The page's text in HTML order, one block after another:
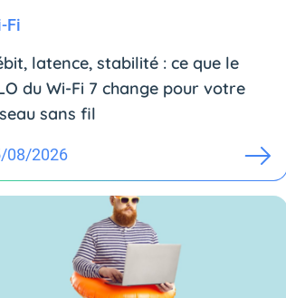
Fi
latence, stabilité : ce que le
du Wi-Fi 7 change pour votre
sans fil
08/2026